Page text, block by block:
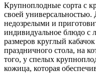
Крупноплодные сорта с
своей
недозрелыми и
индивидуальное блюдо
размеров круглый
праздничного стола, на
того, у спелых
кожица, которая